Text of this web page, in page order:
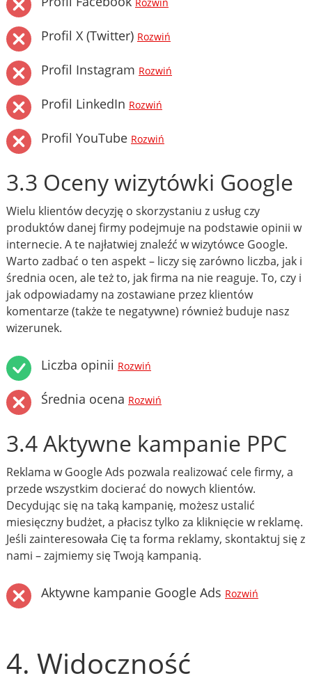
Rozwiń
Profil X (Twitter) Rozwiń
Profil Instagram Rozwiń
Profil LinkedIn Rozwiń
Profil YouTube Rozwiń
3.3 Oceny wizytówki Google
Wielu klientów decyzję o skorzystaniu z usług czy
produktów danej firmy podejmuje na podstawie opinii w
internecie. A te najłatwiej znaleźć w wizytówce Google.
Warto zadbać o ten aspekt – liczy się zarówno liczba, jak i
średnia ocen, ale też to, jak firma na nie reaguje. To, czy i
jak odpowiadamy na zostawiane przez klientów
komentarze (także te negatywne) również buduje nasz
wizerunek.
Liczba opinii Rozwiń
Średnia ocena Rozwiń
3.4 Aktywne kampanie PPC
Reklama w Google Ads pozwala realizować cele firmy, a
przede wszystkim docierać do nowych klientów.
Decydując się na taką kampanię, możesz ustalić
miesięczny budżet, a płacisz tylko za kliknięcie w reklamę.
Jeśli zainteresowała Cię ta forma reklamy, skontaktuj się z
nami – zajmiemy się Twoją kampanią.
Aktywne kampanie Google Ads Rozwiń
4. Widoczność